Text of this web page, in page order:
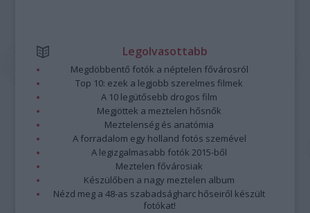
Legolvasottabb
Megdöbbentő fotók a néptelen fővárosról
Top 10: ezek a legjobb szerelmes filmek
A 10 legütősebb drogos film
Megjöttek a meztelen hősnők
Meztelenség és anatómia
A forradalom egy holland fotós szemével
A legizgalmasabb fotók 2015-ből
Meztelen fővárosiak
Készülőben a nagy meztelen album
Nézd meg a 48-as szabadságharc hőseiről készült
fotókat!